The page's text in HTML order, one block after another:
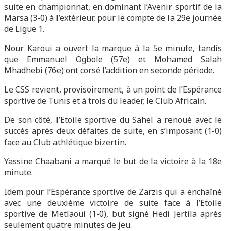
suite en championnat, en dominant l’Avenir sportif de la
Marsa (3-0) à l’extérieur, pour le compte de la 29e journée
de Ligue 1.
Nour Karoui a ouvert la marque à la 5e minute, tandis
que Emmanuel Ogbole (57e) et Mohamed Salah
Mhadhebi (76e) ont corsé l’addition en seconde période.
Le CSS revient, provisoirement, à un point de l’Espérance
sportive de Tunis et à trois du leader, le Club Africain.
De son côté, l’Etoile sportive du Sahel a renoué avec le
succès après deux défaites de suite, en s’imposant (1-0)
face au Club athlétique bizertin.
Yassine Chaabani a marqué le but de la victoire à la 18e
minute.
Idem pour l’Espérance sportive de Zarzis qui a enchaîné
avec une deuxième victoire de suite face à l’Etoile
sportive de Metlaoui (1-0), but signé Hedi Jertila après
seulement quatre minutes de jeu.